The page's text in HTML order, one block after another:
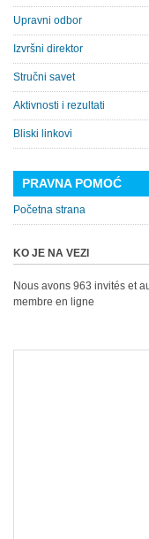
Upravni odbor
Izvršni direktor
Stručni savet
Aktivnosti i rezultati
Bliski linkovi
PRAVNA POMOĆ
Početna strana
KO JE NA VEZI
Nous avons 963 invités et
membre en ligne